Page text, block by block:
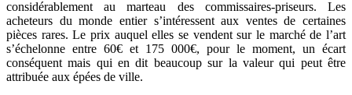
considérablement au marteau des commissaires-priseurs. Les
acheteurs du monde entier s’intéressent aux ventes de certaines
pièces rares. Le prix auquel elles se vendent sur le marché de l’art
s’échelonne entre 60€ et 175 000€, pour le moment, un écart
conséquent mais qui en dit beaucoup sur la valeur qui peut être
attribuée aux épées de ville.